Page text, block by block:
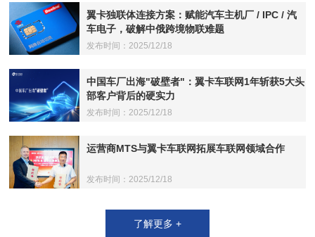
翼卡独联体连接方案：赋能汽车主机厂 / IPC / 汽
车电子，破解中俄跨境物联难题
发布时间：2025/12/18
中国车厂出海"破壁者"：翼卡车联网1年斩获5大头
部客户背后的硬实力
发布时间：2025/12/18
运营商MTS与翼卡车联网拓展车联网领域合作
发布时间：2025/12/18
了解更多 +